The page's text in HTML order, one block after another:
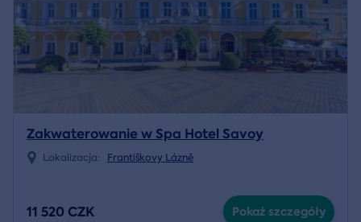
Zakwaterowanie w Spa Hotel Savoy
Lokalizacja: Františkovy Lázně
11 520 CZK Pokaż szczegóły